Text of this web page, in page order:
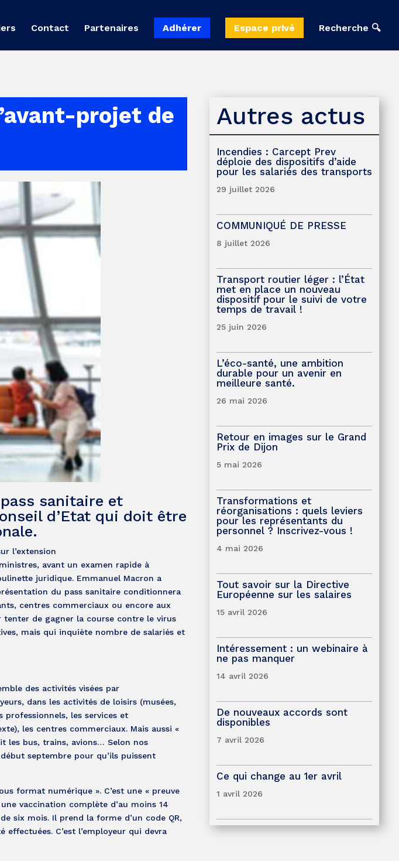
Contact Partenaires Adhérer Espace privé Recherche 🔍
projet de
sanitaire et
d’Etat qui doit être
l’extension
avant un examen rapide à
juridique. Emmanuel Macron a
du pass sanitaire conditionnera
centres commerciaux ou encore aux
de gagner la course contre le virus
mais qui inquiète nombre de salariés et
des activités visées par
dans les activités de loisirs (musées,
les services et
les centres commerciaux. Mais aussi «
les bus, trains, avions… Selon nos
septembre pour qu’ils puissent
format numérique ». C’est une « preuve
vaccination complète d’au moins 14
six mois. Il prend la forme d’un code QR,
C’est l’employeur qui devra
Autres actus
Incendies : Carcept Prev
déploie des dispositifs d’aide
pour les salariés des transports
29 juillet 2026
COMMUNIQUÉ DE PRESSE
8 juillet 2026
Transport routier léger : l’État
met en place un nouveau
dispositif pour le suivi de votre
temps de travail !
25 juin 2026
L’éco-santé, une ambition
durable pour un avenir en
meilleure santé.
26 mai 2026
Retour en images sur le Grand
Prix de Dijon
5 mai 2026
Transformations et
réorganisations : quels leviers
pour les représentants du
personnel ? Inscrivez-vous !
4 mai 2026
Tout savoir sur la Directive
Européenne sur les salaires
15 avril 2026
Intéressement : un webinaire à
ne pas manquer
14 avril 2026
De nouveaux accords sont
disponibles
7 avril 2026
Ce qui change au 1er avril
1 avril 2026